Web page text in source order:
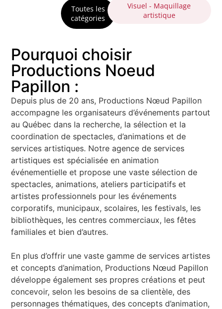
Toutes les
catégories
Visuel - Maquillage
artistique
Pourquoi choisir
Productions Noeud
Papillon :
Depuis plus de 20 ans, Productions Nœud Papillon
accompagne les organisateurs d’événements partout
au Québec dans la recherche, la sélection et la
coordination de spectacles, d’animations et de
services artistiques. Notre agence de services
artistiques est spécialisée en animation
événementielle et propose une vaste sélection de
spectacles, animations, ateliers participatifs et
artistes professionnels pour les événements
corporatifs, municipaux, scolaires, les festivals, les
bibliothèques, les centres commerciaux, les fêtes
familiales et bien d’autres.
En plus d’offrir une vaste gamme de services artistes
et concepts d’animation, Productions Nœud Papillon
développe également ses propres créations et peut
concevoir, selon les besoins de sa clientèle, des
personnages thématiques, des concepts d’animation,